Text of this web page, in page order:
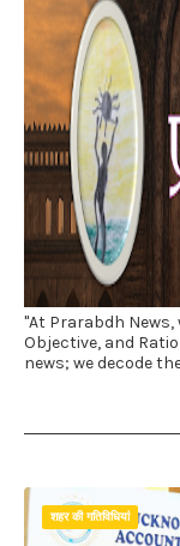
"At Prarabdh
Objective, and
news; we decode
शहर की गतिविधियां